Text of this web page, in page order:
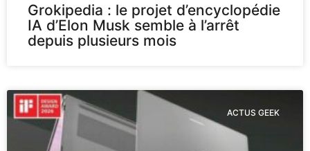
Grokipedia : le projet d’encyclopédie
IA d’Elon Musk semble à l’arrêt
depuis plusieurs mois
ACTUS GEEK